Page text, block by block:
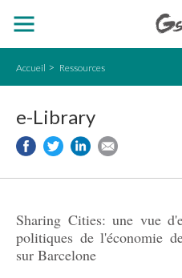
Accueil Ressources
e-Library
Sharing Cities: une vue
politiques de l'économie
sur Barcelone